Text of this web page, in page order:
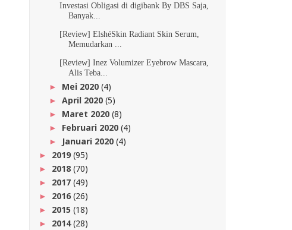
Investasi Obligasi di digibank By DBS Saja,
Banyak...
[Review] ElshéSkin Radiant Skin Serum,
Memudarkan ...
[Review] Inez Volumizer Eyebrow Mascara,
Alis Teba...
► Mei 2020 (4)
► April 2020 (5)
► Maret 2020 (8)
► Februari 2020 (4)
► Januari 2020 (4)
► 2019(95)
► 2018 (70)
► 2017 (49)
► 2016(26)
► 2015 (18)
► 2014(28)